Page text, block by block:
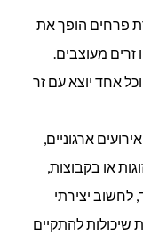
פרחים הופך את
זרים מעוצבים.
אחד יוצא עם זר
ארגוניים,
או בקבוצות,
יצירתי
שיכולות להתקיים